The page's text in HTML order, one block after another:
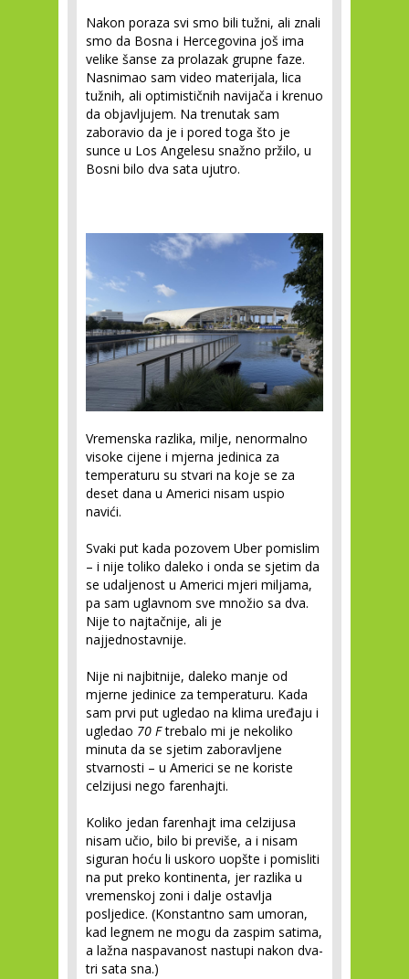
Nakon poraza svi smo bili tužni, ali znali
smo da Bosna i Hercegovina još ima
velike šanse za prolazak grupne faze.
Nasnimao sam video materijala, lica
tužnih, ali optimističnih navijača i krenuo
da objavljujem. Na trenutak sam
zaboravio da je i pored toga što je
sunce u Los Angelesu snažno pržilo, u
Bosni bilo dva sata ujutro.
Vremenska razlika, milje, nenormalno
visoke cijene i mjerna jedinica za
temperaturu su stvari na koje se za
deset dana u Americi nisam uspio
navići.
Svaki put kada pozovem Uber pomislim
– i nije toliko daleko i onda se sjetim da
se udaljenost u Americi mjeri miljama,
pa sam uglavnom sve množio sa dva.
Nije to najtačnije, ali je
najjednostavnije.
Nije ni najbitnije, daleko manje od
mjerne jedinice za temperaturu. Kada
sam prvi put ugledao na klima uređaju i
ugledao 70 Ftrebalo mi je nekoliko
minuta da se sjetim zaboravljene
stvarnosti – u Americi se ne koriste
celzijusi nego farenhajti.
Koliko jedan farenhajt ima celzijusa
nisam učio, bilo bi previše, a i nisam
siguran hoću li uskoro uopšte i pomisliti
na put preko kontinenta, jer razlika u
vremenskoj zoni i dalje ostavlja
posljedice. (Konstantno sam umoran,
kad legnem ne mogu da zaspim satima,
a lažna naspavanost nastupi nakon dva-
tri sata sna.)